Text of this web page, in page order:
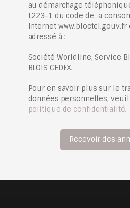
au démarchage
L223-1 du code de la
Internet
adressé à :
Société Worldline, Service
BLOIS CEDEX.
Pour en savoir plus sur le
données personnelles,
politique de confidentialité.
Recevoir des